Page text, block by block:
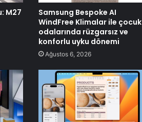
M27
Samsung Bespoke AI
WindFree Klimalar ile çocuk
odalarında rüzgarsız ve
konforlu uyku dönemi
Ağustos 6, 2026